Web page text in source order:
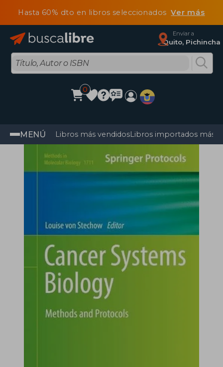
Hasta 60% dto en libros seleccionadosVer más
Enviar a
Quito, Pichincha
0
MENÚ Libros más vendidosLibros importados más